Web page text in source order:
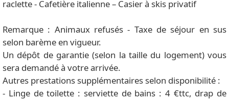
raclette - Cafetière italienne – Casier à skis privatif
Remarque : Animaux refusés - Taxe de séjour en sus
selon barème en vigueur.
Un dépôt de garantie (selon la taille du logement) vous
sera demandé à votre arrivée.
Autres prestations supplémentaires selon disponibilité :
- Linge de toilette : serviette de bains : 4 €ttc, drap de